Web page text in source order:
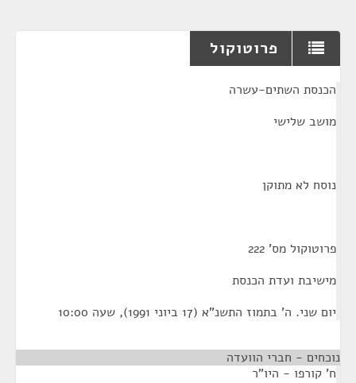
פרוטוקול
הכנסת השתים-עשרה
מושב שלישי
נוסח לא מתוקן
פרוטוקול מס' 222
מישיבת ועדת הכנסת
יום שני. ה' בתמוז התשנ"א (17 ביוני 1991), שעה 10:00
נוכחים - חברי הוועדה
ח' קורפו - היו"ר